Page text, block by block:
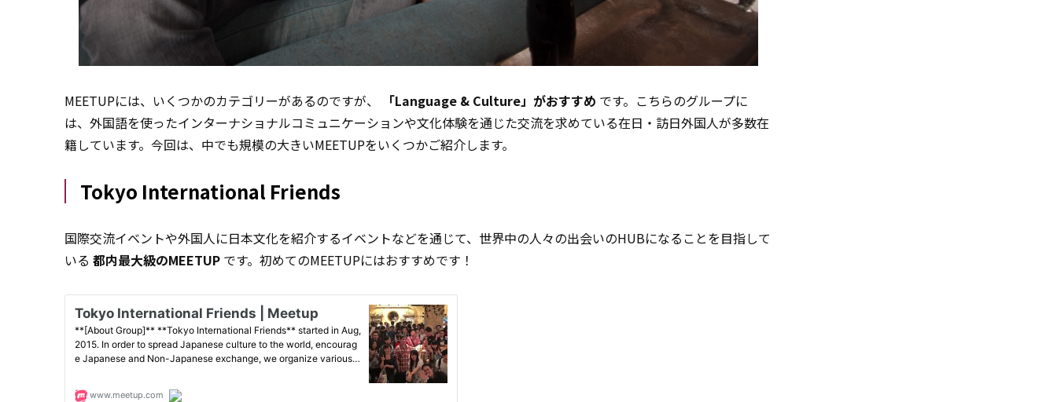
MEETUPには、いくつかのカテゴリーがあるのですが、 「Language & Culture」がおすすめ です。こちらのグループに
は、外国語を使ったインターナショナルコミュニケーションや文化体験を通じた交流を求めている在日・訪日外国人が多数在
籍しています。今回は、中でも規模の大きいMEETUPをいくつかご紹介します。
Tokyo International Friends
国際交流イベントや外国人に日本文化を紹介するイベントなどを通じて、世界中の人々の出会いのHUBになることを目指して
いる 都内最大級のMEETUP です。初めてのMEETUPにはおすすめです！